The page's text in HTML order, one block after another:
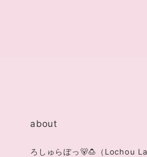
about
ろしゅらぼっ🐻🍮（Lochou